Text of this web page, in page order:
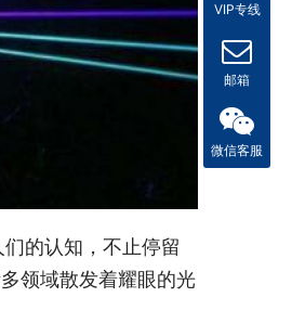
的认知，不止停留
领域散发着耀眼的光
VIP专线
邮箱
微信客服